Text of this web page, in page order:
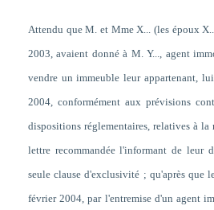
Attendu que M. et Mme X... (les époux
2003, avaient donné à M. Y..., agent
vendre un immeuble leur appartenant,
2004, conformément aux prévisions
dispositions réglementaires, relatives à
lettre recommandée l'informant de leur
seule clause d'exclusivité ; qu'après que
février 2004, par l'entremise d'un agent